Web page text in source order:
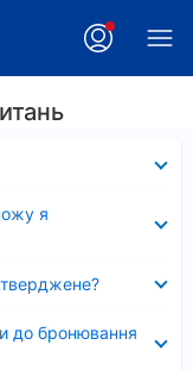
я
до бронювання